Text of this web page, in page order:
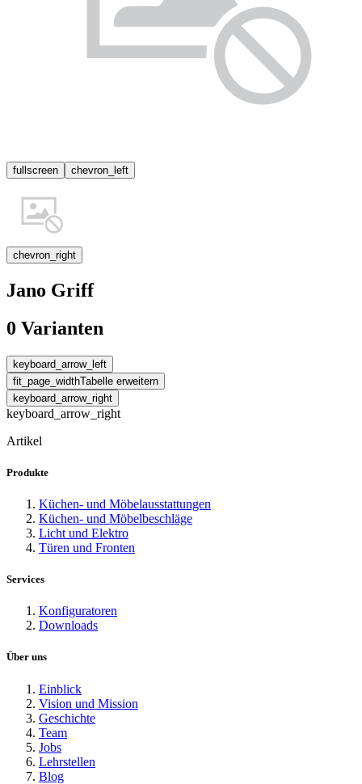
fullscreen chevron_left
chevron_right
Jano Griff
0 Varianten
keyboard_arrow_left
fit_page_widthTabelle erweitern
keyboard_arrow_right
keyboard_arrow_right
Artikel
Produkte
Küchen- und Möbelausstattungen
Küchen- und Möbelbeschläge
Licht und Elektro
Türen und Fronten
Services
Konfiguratoren
Downloads
Über uns
Einblick
Vision und Mission
Geschichte
Team
Jobs
Lehrstellen
Blog